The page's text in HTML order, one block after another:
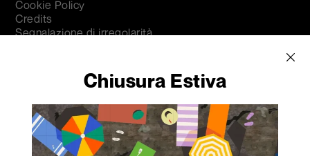
Cookie Policy
Credits
Segnalazione di irregolarità
Iscriviti alla nostra
newsletter per ricevere
tutte le informazioni su
eventi e novità.
Chiusura Estiva